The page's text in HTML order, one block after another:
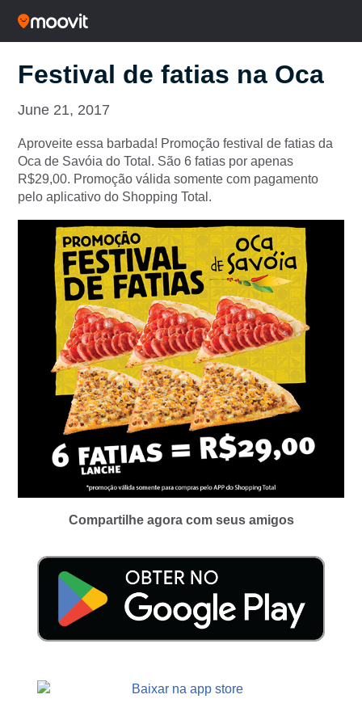
Festival de fatias na Oca
June 21, 2017
Aproveite essa barbada! Promoção festival de fatias da
Oca de Savóia do Total. São 6 fatias por apenas
R$29,00. Promoção válida somente com pagamento
pelo aplicativo do Shopping Total.
Compartilhe agora com seus amigos